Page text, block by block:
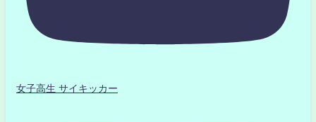
女子高生 サイキッカー